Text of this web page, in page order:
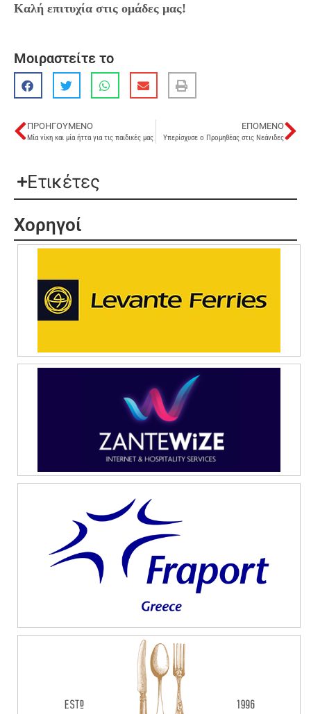
Καλή επιτυχία στις ομάδες μας!
Μοιραστείτε το
ΠΡΟΗΓΟΎΜΕΝΟ
Μία νίκη και μία ήττα για τις παιδικές μας
ΕΠΌΜΕΝΟ
Υπερίσχυσε ο Προμηθέας στις Νεάνιδες
Ετικέτες
Χορηγοί